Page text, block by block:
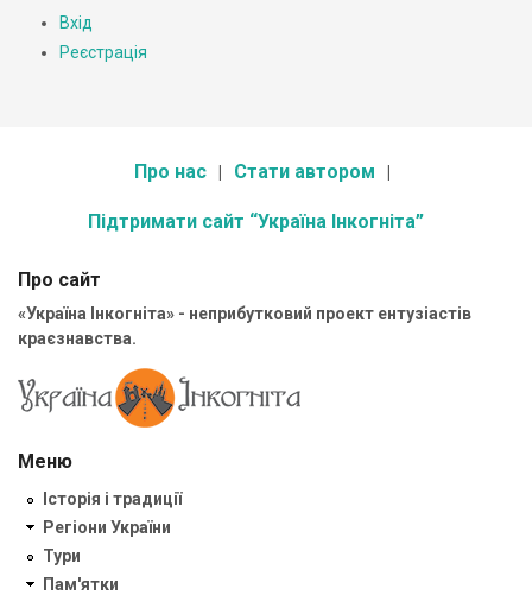
Вхід
Реєстрація
Про нас Стати автором
Підтримати сайт “Україна Інкогніта”
Про сайт
«Україна Інкогніта» - неприбутковий проект ентузіастів
краєзнавства.
Меню
Історія і традиції
Регіони України
Тури
Пам'ятки